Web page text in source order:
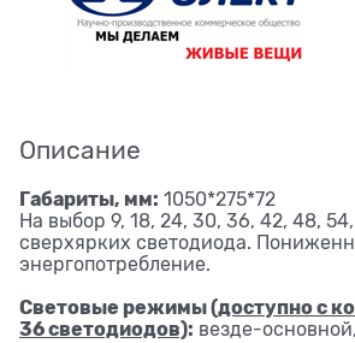
Описание
Габариты, мм: 1050*275*72
На выбор 9, 18, 24, 30, 36, 42, 48,
сверхярких светодиода.
энергопотребление.
Световые режимы(доступно с
36 светодиодов): везде-